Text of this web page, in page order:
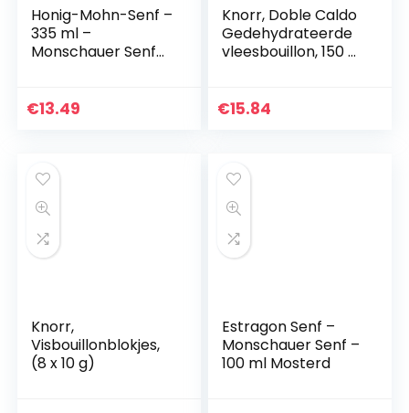
Honig-Mohn-Senf –
335 ml –
Monschauer Senf
335 ml
€13.49
Knorr, Doble Caldo
Gedehydrateerde
vleesbouillon, 150 g,
€15.84
Knorr,
Visbouillonblokjes,
(8 x 10 g)
Estragon Senf –
Monschauer Senf –
100 ml Mosterd